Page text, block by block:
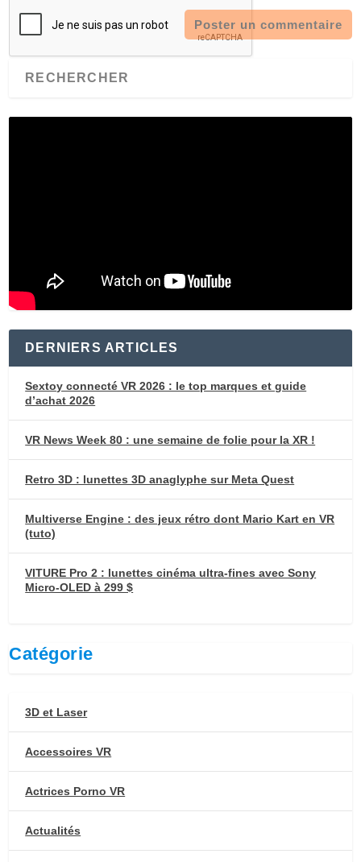
DERNIERS ARTICLES
Sextoy connecté VR 2026 : le top marques et guide
d’achat 2026
VR News Week 80 : une semaine de folie pour la XR !
Retro 3D : lunettes 3D anaglyphe sur Meta Quest
Multiverse Engine : des jeux rétro dont Mario Kart en VR
(tuto)
VITURE Pro 2 : lunettes cinéma ultra-fines avec Sony
Micro-OLED à 299 $
Catégorie
3D et Laser
Accessoires VR
Actrices Porno VR
Actualités